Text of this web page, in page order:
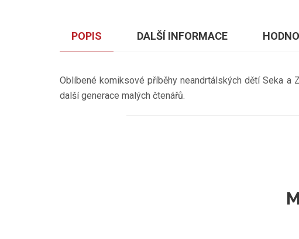
POPIS DALŠÍ INFORMACE
Oblíbené komiksové příběhy neandrtálských dětí Seka a
další generace malých čtenářů.